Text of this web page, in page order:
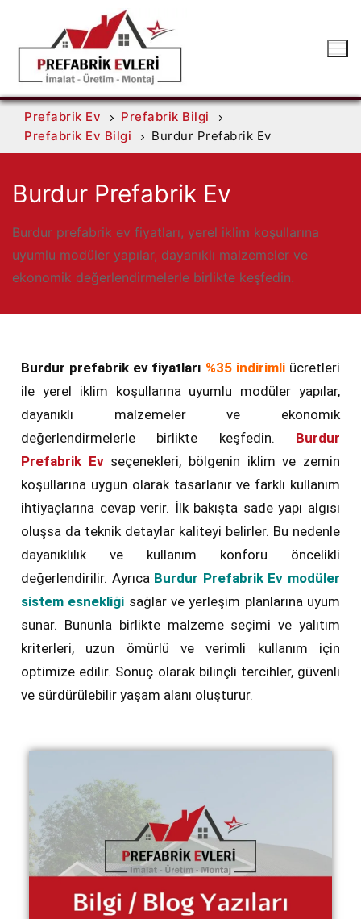
Prefabrik Ev
Prefabrik Bilgi
Prefabrik Ev Bilgi
Burdur Prefabrik Ev
Burdur Prefabrik Ev
Burdur prefabrik ev fiyatları, yerel iklim koşullarına
uyumlu modüler yapılar, dayanıklı malzemeler ve
ekonomik değerlendirmelerle birlikte keşfedin.
Burdur prefabrik ev fiyatları %35 indirimli ücretleri
ile yerel iklim koşullarına uyumlu modüler yapılar,
dayanıklı malzemeler ve ekonomik
değerlendirmelerle birlikte keşfedin. Burdur
Prefabrik Evseçenekleri, bölgenin iklim ve zemin
koşullarına uygun olarak tasarlanır ve farklı kullanım
ihtiyaçlarına cevap verir. İlk bakışta sade yapı algısı
oluşsa da teknik detaylar kaliteyi belirler. Bu nedenle
dayanıklılık ve kullanım konforu öncelikli
değerlendirilir. Ayrıca Burdur Prefabrik Ev modüler
sistem esnekliği sağlar ve yerleşim planlarına uyum
sunar. Bununla birlikte malzeme seçimi ve yalıtım
kriterleri, uzun ömürlü ve verimli kullanım için
optimize edilir. Sonuç olarak bilinçli tercihler, güvenli
ve sürdürülebilir yaşam alanı oluşturur.